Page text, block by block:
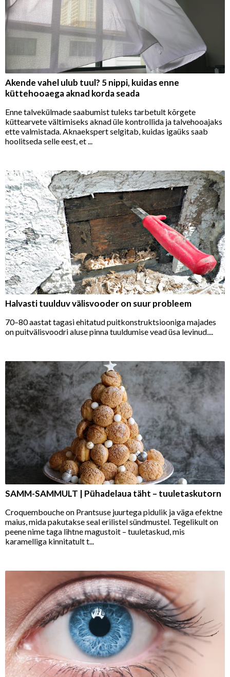
Akende vahel ulub tuul? 5 nippi, kuidas enne
küttehooaega aknad korda seada
Enne talvekülmade saabumist tuleks tarbetult kõrgete
küttearvete vältimiseks aknad üle kontrollida ja talvehooajaks
ette valmistada. Aknaekspert selgitab, kuidas igaüks saab
hoolitseda selle eest, et ...
Halvasti tuulduv välisvooder on suur probleem
70–80 aastat tagasi ehitatud puitkonstruktsiooniga majades
on puitvälisvoodri aluse pinna tuuldumise vead üsa levinud....
SAMM-SAMMULT | Pühadelaua täht – tuuletaskutorn
Croquembouche on Prantsuse juurtega pidulik ja väga efektne
maius, mida pakutakse seal erilistel sündmustel. Tegelikult on
peene nime taga lihtne magustoit – tuuletaskud, mis
karamelliga kinnitatult t...